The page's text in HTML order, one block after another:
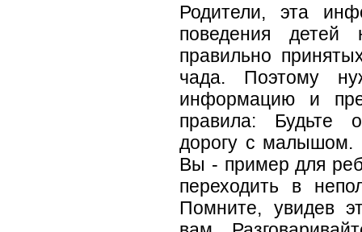
Родители, эта
поведения
правильно
чада. Поэтому
информацию и
правила: Будьте
дорогу с малышом.
Вы - пример для
переходить в
Помните, увидев